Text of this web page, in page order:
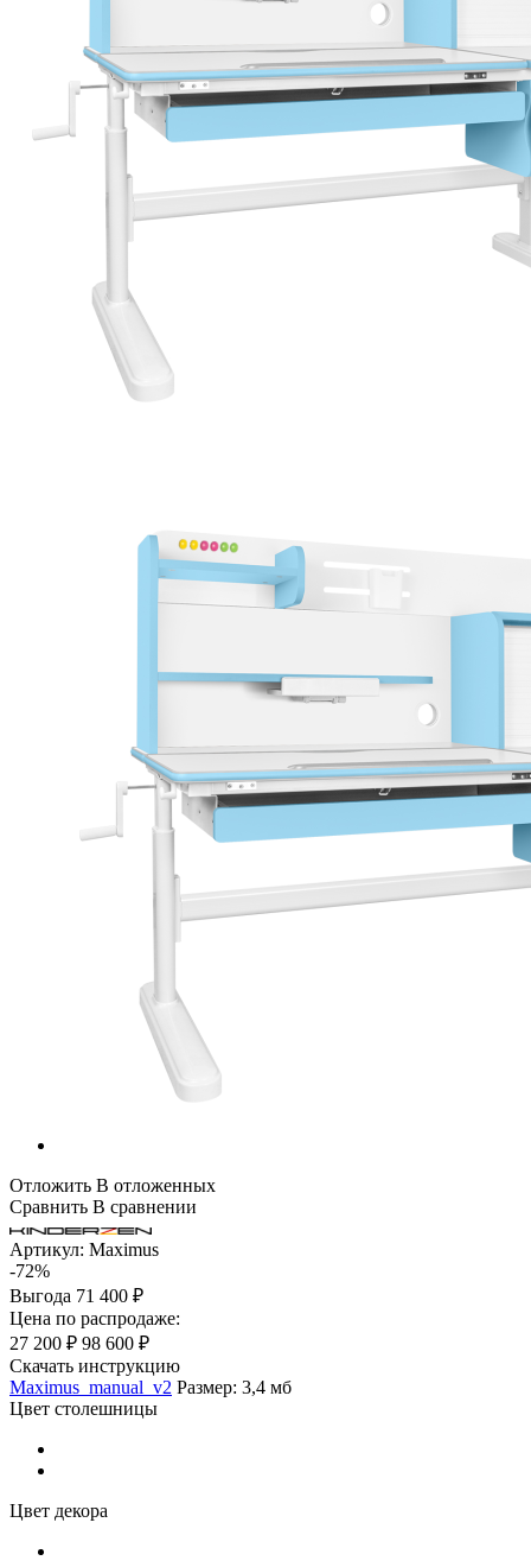
Отложить В отложенных
Сравнить В сравнении
Артикул: Maximus
-72%
Выгода 71 400 ₽
Цена по распродаже:
27 200 ₽ 98 600 ₽
Скачать инструкцию
Maximus_manual_v2 Размер: 3,4 мб
Цвет столешницы
Цвет декора